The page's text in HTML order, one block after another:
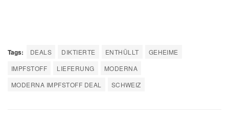
Tags: DEALS DIKTIERTE ENTHÜLLT
GEHEIME
IMPFSTOFF
LIEFERUNG
MODERNA
MODERNA IMPFSTOFF DEAL
SCHWEIZ